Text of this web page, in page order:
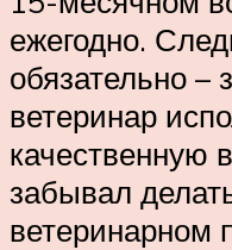
ежегодно.
обязательно –
ветеринар
качественную
забывал
ветеринарном